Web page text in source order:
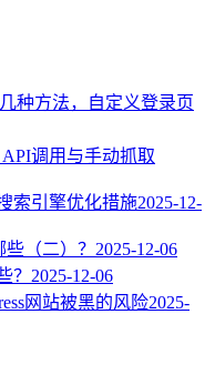
种方法，自定义登录页
调用与手动抓取
索引擎优化措施2025-12-
（二）？ 2025-12-06
？ 2025-12-06
网站被黑的风险2025-